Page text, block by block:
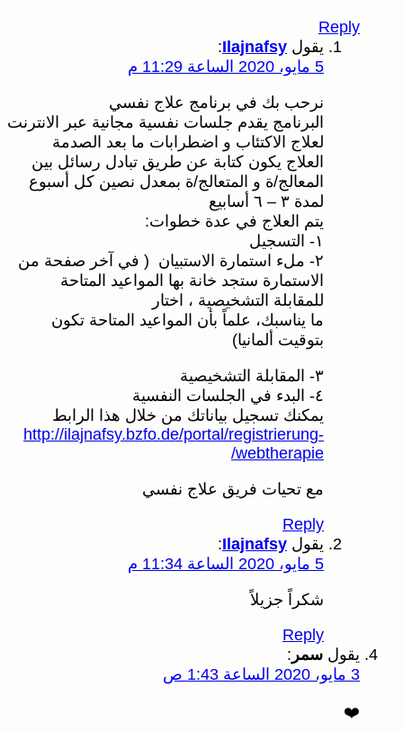
Reply
يقول Ilajnafsy
:
5 مايو، 2020 الساعة 11:29 م
نرحب بك في برنامج علاج نفسي
البرنامج يقدم جلسات نفسية مجانية عبر الانترنت
لعلاج الاكتئاب و اضطرابات ما بعد الصدمة
العلاج يكون كتابة عن طريق تبادل رسائل بين
المعالج/ة و المتعالج/ة بمعدل نصين كل أسبوع
لمدة ٣ – ٦ أسابيع
يتم العلاج في عدة خطوات:
١- التسجيل
٢- ملء استمارة الاستبيان ( في آخر صفحة من
الاستمارة ستجد خانة بها المواعيد المتاحة
للمقابلة التشخيصية ، اختار
ما يناسبك، علماً بأن المواعيد المتاحة تكون
بتوقيت ألمانيا)
٣- المقابلة التشخيصية
٤- البدء في الجلسات النفسية
يمكنك تسجيل بياناتك من خلال هذا الرابط
http://ilajnafsy.bzfo.de/portal/registrierung-
webtherapie/
مع تحيات فريق علاج نفسي
Reply
يقول Ilajnafsy
:
5 مايو، 2020 الساعة 11:34 م
شكراً جزيلاً
Reply
يقول سمر :
3 مايو، 2020 الساعة 1:43 ص
❤️